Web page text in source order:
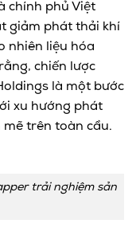
chính phủ Việt
giảm phát thải khí
nhiên liệu hóa
chiến lược
là một bước
xu hướng phát
trên toàn cầu.
trải nghiệm sản